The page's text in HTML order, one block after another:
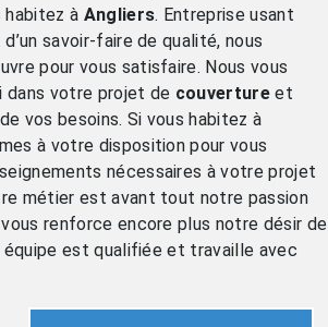
habitez à Angliers. Entreprise usant
savoir-faire de qualité, nous
pour vous satisfaire. Nous vous
dans votre projet de couverture et
vos besoins. Si vous habitez à
à votre disposition pour vous
nécessaires à votre projet
métier est avant tout notre passion
renforce encore plus notre désir de
est qualifiée et travaille avec